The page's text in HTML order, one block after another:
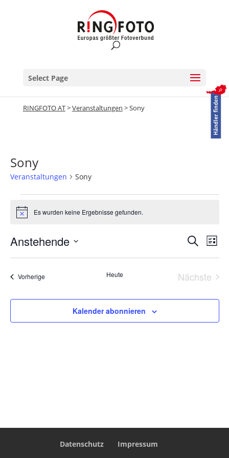
Select Page
RINGFOTO AT>Veranstaltungen >Sony
Sony
Veranstaltungen Sony
Veranstaltungen
HinweisEs wurden keine Ergebnisse gefunden.
Such-
und
SucheListe
Anstehende
Datum
wählen.
VorherigeVeranstaltungen Heute
Nächste
Kalender abonnieren
Datenschutz Impressum